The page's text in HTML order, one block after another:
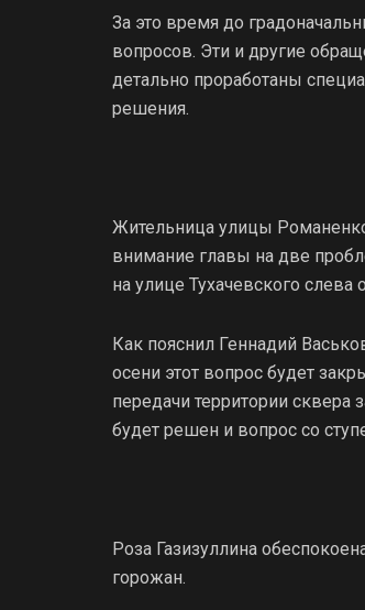
За это время до
вопросов. Эти и другие
детально проработаны
решения.
Жительница улицы
внимание главы на две
на улице Тухачевского
Как пояснил Геннадий
осени этот вопрос будет
передачи территории сквера
будет решен и вопрос со
Роза Газизуллина
горожан.